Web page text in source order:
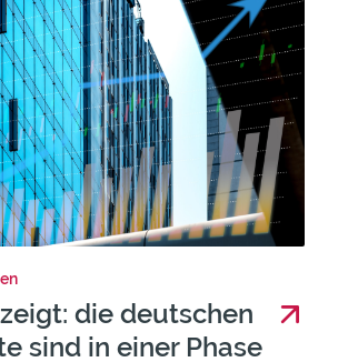
die deutschen
sind in einer Phase